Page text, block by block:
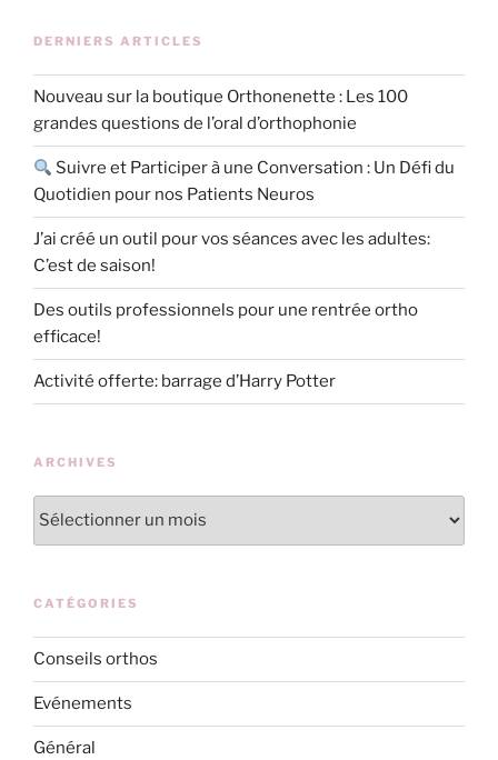
DERNIERS ARTICLES
Nouveau sur la boutique Orthonenette : Les 100
grandes questions de l’oral d’orthophonie
Suivre et Participer à une Conversation : Un Défi du
Quotidien pour nos Patients Neuros
J’ai créé un outil pour vos séances avec les adultes:
C’est de saison!
Des outils professionnels pour une rentrée ortho
efficace!
Activité offerte: barrage d’Harry Potter
ARCHIVES
Archives
CATÉGORIES
Conseils orthos
Evénements
Général